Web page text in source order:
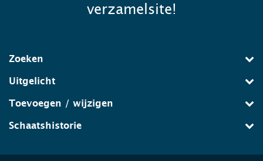
verzamelsite!
Zoeken
Uitgelicht
Toevoegen / wijzigen
Schaatshistorie